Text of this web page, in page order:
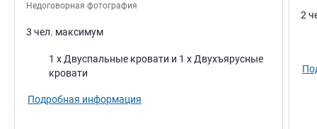
Недоговорная фотография
3 чел. максимум
Постель1 x Двуспальные кровати и 1 x Двухъярусные
кровати
Подробная информация
2